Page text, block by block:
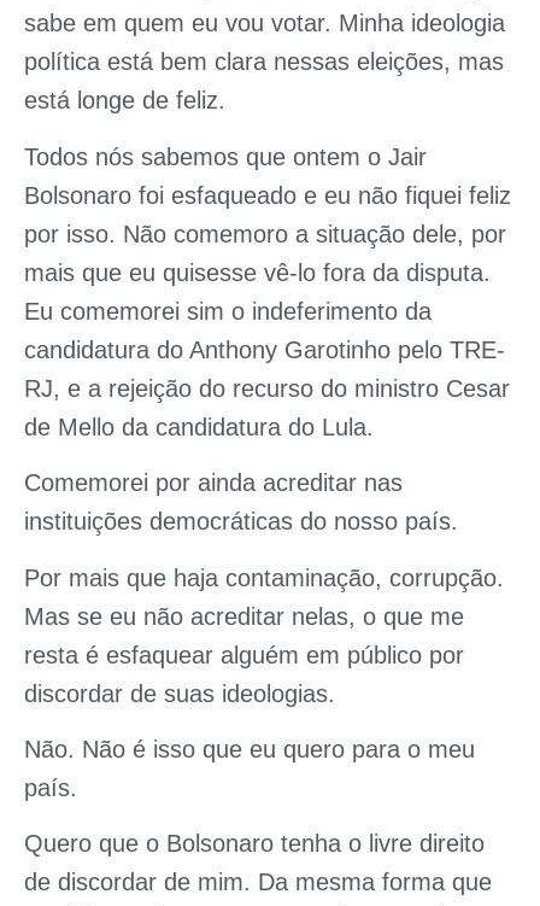
sabe em quem eu vou votar. Minha ideologia
política está bem clara nessas eleições, mas
está longe de feliz.
Todos nós sabemos que ontem o Jair
Bolsonaro foi esfaqueado e eu não fiquei feliz
por isso. Não comemoro a situação dele, por
mais que eu quisesse vê-lo fora da disputa.
Eu comemorei sim o indeferimento da
candidatura do Anthony Garotinho pelo TRE-
RJ, e a rejeição do recurso do ministro Cesar
de Mello da candidatura do Lula.
Comemorei por ainda acreditar nas
instituições democráticas do nosso país.
Por mais que haja contaminação, corrupção.
Mas se eu não acreditar nelas, o que me
resta é esfaquear alguém em público por
discordar de suas ideologias.
Não. Não é isso que eu quero para o meu
país.
Quero que o Bolsonaro tenha o livre direito
de discordar de mim. Da mesma forma que